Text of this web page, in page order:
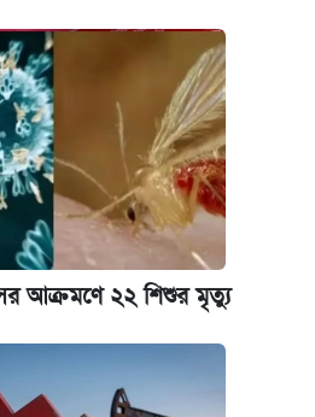
আক্রমণে ২২ শিশুর মৃত্যু